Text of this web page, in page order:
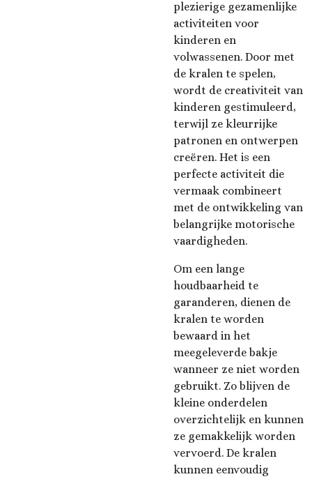
plezierige gezamenlijke
activiteiten voor
kinderen en
volwassenen. Door met
de kralen te spelen,
wordt de creativiteit van
kinderen gestimuleerd,
terwijl ze kleurrijke
patronen en ontwerpen
creëren. Het is een
perfecte activiteit die
vermaak combineert
met de ontwikkeling van
belangrijke motorische
vaardigheden.
Om een ​​lange
houdbaarheid te
garanderen, dienen de
kralen te worden
bewaard in het
meegeleverde bakje
wanneer ze niet worden
gebruikt. Zo blijven de
kleine onderdelen
overzichtelijk en kunnen
ze gemakkelijk worden
vervoerd. De kralen
kunnen eenvoudig